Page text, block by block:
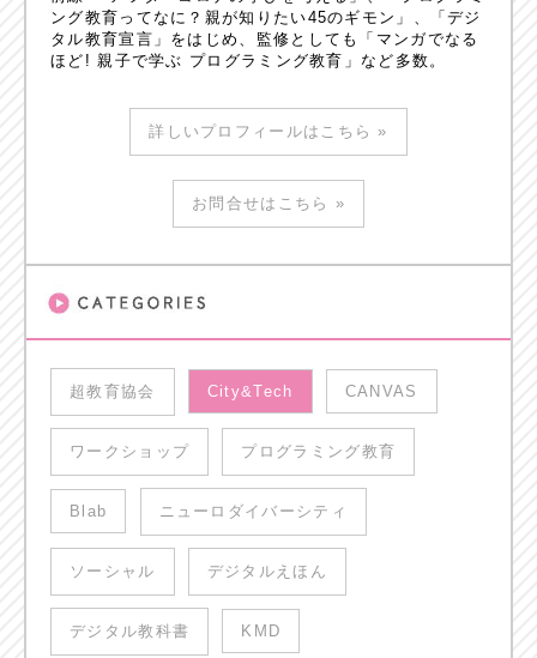
ング教育ってなに？親が知りたい45のギモン」、「デジ
タル教育宣言」をはじめ、監修としても「マンガでなる
ほど! 親子で学ぶ プログラミング教育」など多数。
詳しいプロフィールはこちら »
お問合せはこちら »
超教育協会 City&Tech CANVAS
ワークショップ プログラミング教育
Blab ニューロダイバーシティ
ソーシャル デジタルえほん
デジタル教科書 KMD